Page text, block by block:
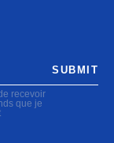
recevoir
que je
SUBMIT